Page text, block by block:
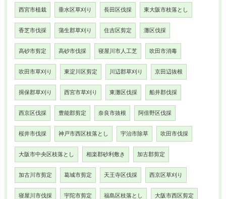
西宮市植栽 垂水区草刈り 長田区伐採 東大阪市枝落とし
香芝市伐採 蒲生郡草刈り 住吉区剪定 灘区伐採
高砂市剪定 高砂市伐採 寝屋川市人工芝 吹田市消毒
吹田市草刈り 東淀川区剪定 川辺郡草刈り 京田辺抜根
揖保郡草刈り 西宮市草刈り 東灘区伐採 船井郡伐採
西京区伐採 豊能郡剪定 奈良市抜根 阿倍野区伐採
桜井市伐採 神戸市西区枝落とし 宇治市除草 吹田市伐採
大阪市中央区枝落とし 相楽郡砂利敷き 加古郡剪定
加古川市剪定 葛城市剪定 天王寺区伐採 西京区草刈り
寝屋川市伐採 宇陀市剪定 福島区枝落とし 大阪市西区剪定